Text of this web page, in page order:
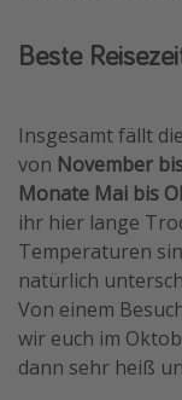
Beste
Insgesamt fällt die
von November
Monate Mai bis
ihr hier lange
Temperaturen
natürlich
Von einem
wir euch im
dann sehr heiß